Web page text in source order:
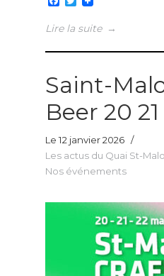
Lire la suite →
Saint-
Beer 20
Le 12 janvier 2026 /
Les actus du Quai St-Malo
Nos événements